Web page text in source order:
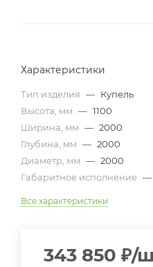
Характеристики
Тип изделия — Купель
Высота, мм — 1100
Ширина, мм — 2000
Глубина, мм — 2000
Диаметр, мм — 2000
Габаритное исполнение —
Все характеристики
343 850 ₽/